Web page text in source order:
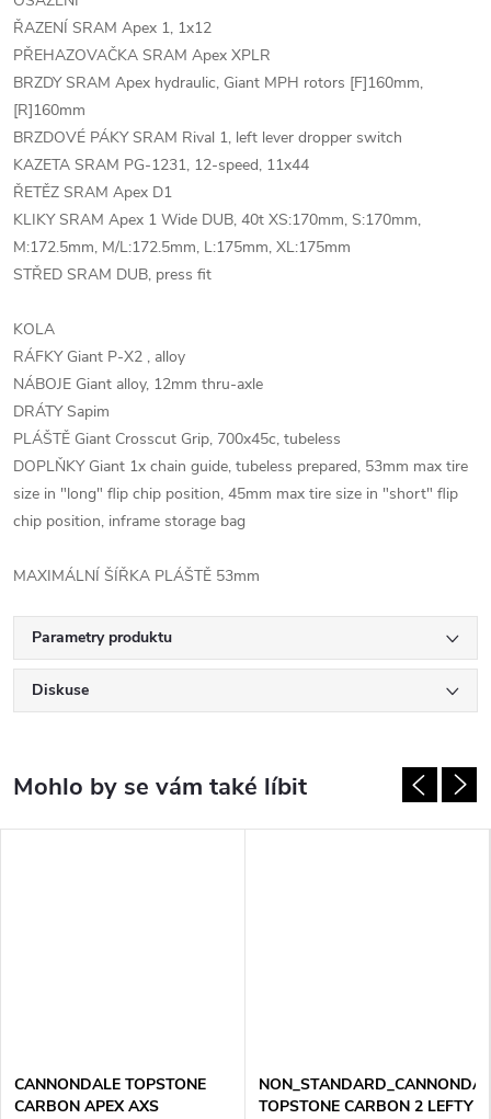
ŘAZENÍ SRAM Apex 1, 1x12
PŘEHAZOVAČKA SRAM Apex XPLR
BRZDY SRAM Apex hydraulic, Giant MPH rotors [F]160mm,
[R]160mm
BRZDOVÉ PÁKY SRAM Rival 1, left lever dropper switch
KAZETA SRAM PG-1231, 12-speed, 11x44
ŘETĚZ SRAM Apex D1
KLIKY SRAM Apex 1 Wide DUB, 40t XS:170mm, S:170mm,
M:172.5mm, M/L:172.5mm, L:175mm, XL:175mm
STŘED SRAM DUB, press fit
KOLA
RÁFKY Giant P-X2 , alloy
NÁBOJE Giant alloy, 12mm thru-axle
DRÁTY Sapim
PLÁŠTĚ Giant Crosscut Grip, 700x45c, tubeless
DOPLŇKY Giant 1x chain guide, tubeless prepared, 53mm max tire
size in "long" flip chip position, 45mm max tire size in "short" flip
chip position, inframe storage bag
MAXIMÁLNÍ ŠÍŘKA PLÁŠTĚ 53mm
Parametry produktu
Diskuse
CANNONDALE TOPSTONE
CARBON APEX AXS
TOPSTONE CARBON 2 LEFTY